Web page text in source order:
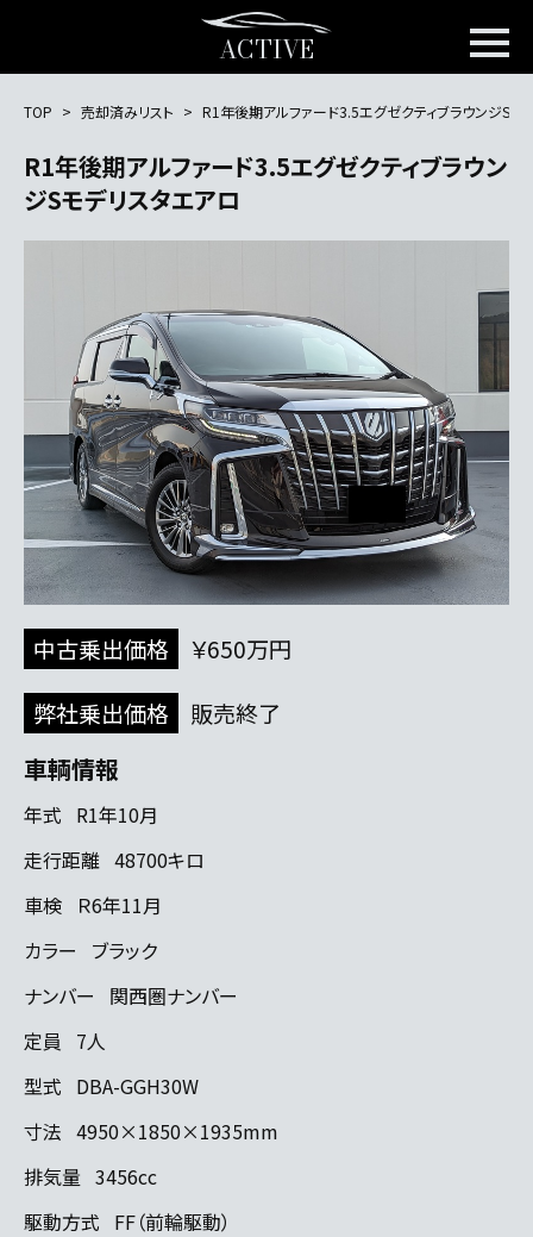
ACTIVE
TOP 売却済みリスト R1年後期アルファード3.5エグゼクティブラウンジSモ
R1年後期アルファード3.5エグゼクティブラウン
ジSモデリスタエアロ
中古乗出価格
￥650万円
弊社乗出価格
販売終了
車輌情報
年式 R1年10月
走行距離 48700キロ
車検
Ｒ6年11月
カラー
ブラック
ナンバー
関西圏ナンバー
定員
7人
型式 DBA-GGH30W
寸法 4950×1850×1935mm
排気量 3456cc
駆動方式 FF（前輪駆動）